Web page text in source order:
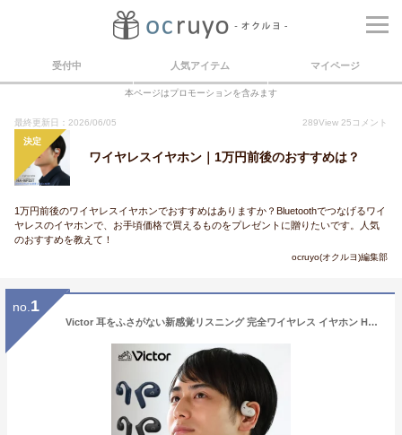
受付中 人気アイテム マイページ
本ページはプロモーションを含みます
最終更新日：2026/06/05 289View 25 コメント
決定
ワイヤレスイヤホン｜1万円前後のおすすめは？
1万円前後のワイヤレスイヤホンでおすすめはありますか？Bluetoothでつなげるワイ
ヤレスのイヤホンで、お手頃価格で買えるものをプレゼントに贈りたいです。人気
のおすすめを教えて！
ocruyo(オクルヨ)編集部
no. 1
Victor 耳をふさがない新感覚リスニング 完全ワイヤレス イヤホン HA-NP35T | ブルートゥース5.1 生活防水 耳掛け bluetooth 5.1 両耳 左右分離型 ビクター JVC ケンウッド iphone android ワイヤレス イヤホン マイク 通話可能 テレワーク オープンエア ながら聴き 通勤